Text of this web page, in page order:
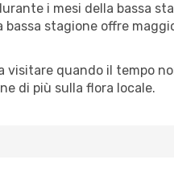
i mesi della bassa
stagione offre
visitare quando il tempo
di più sulla flora locale.